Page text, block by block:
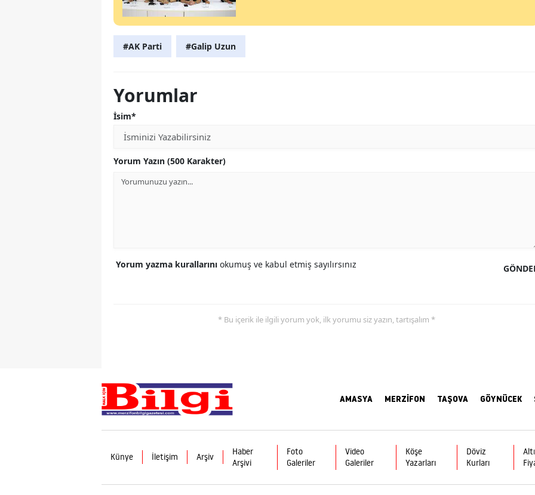
#AK Parti #Galip Uzun
Yorumlar
İsim*
Yorum Yazın (500 Karakter)
Yorum yazma kurallarını okumuş ve kabul etmiş sayılırsınız
* Bu içerik ile ilgili yorum yok, ilk yorumu siz yazın, tartışalım *
AMASYA MERZİFON TAŞOVA GÖYNÜCEK
Künye İletişim Arşiv
Haber
Arşivi
Foto
Galeriler
Video
Galeriler
Köşe
Yazarları
Döviz
Kurları